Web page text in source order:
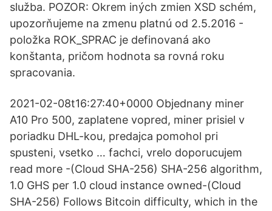
služba. POZOR: Okrem iných zmien XSD schém,
upozorňujeme na zmenu platnú od 2.5.2016 -
položka ROK_SPRAC je definovaná ako
konštanta, pričom hodnota sa rovná roku
spracovania.
2021-02-08t16:27:40+0000 Objednany miner
A10 Pro 500, zaplatene vopred, miner prisiel v
poriadku DHL-kou, predajca pomohol pri
spusteni, vsetko … fachci, vrelo doporucujem
read more -(Cloud SHA-256) SHA-256 algorithm,
1.0 GHS per 1.0 cloud instance owned-(Cloud
SHA-256) Follows Bitcoin difficulty, which in the